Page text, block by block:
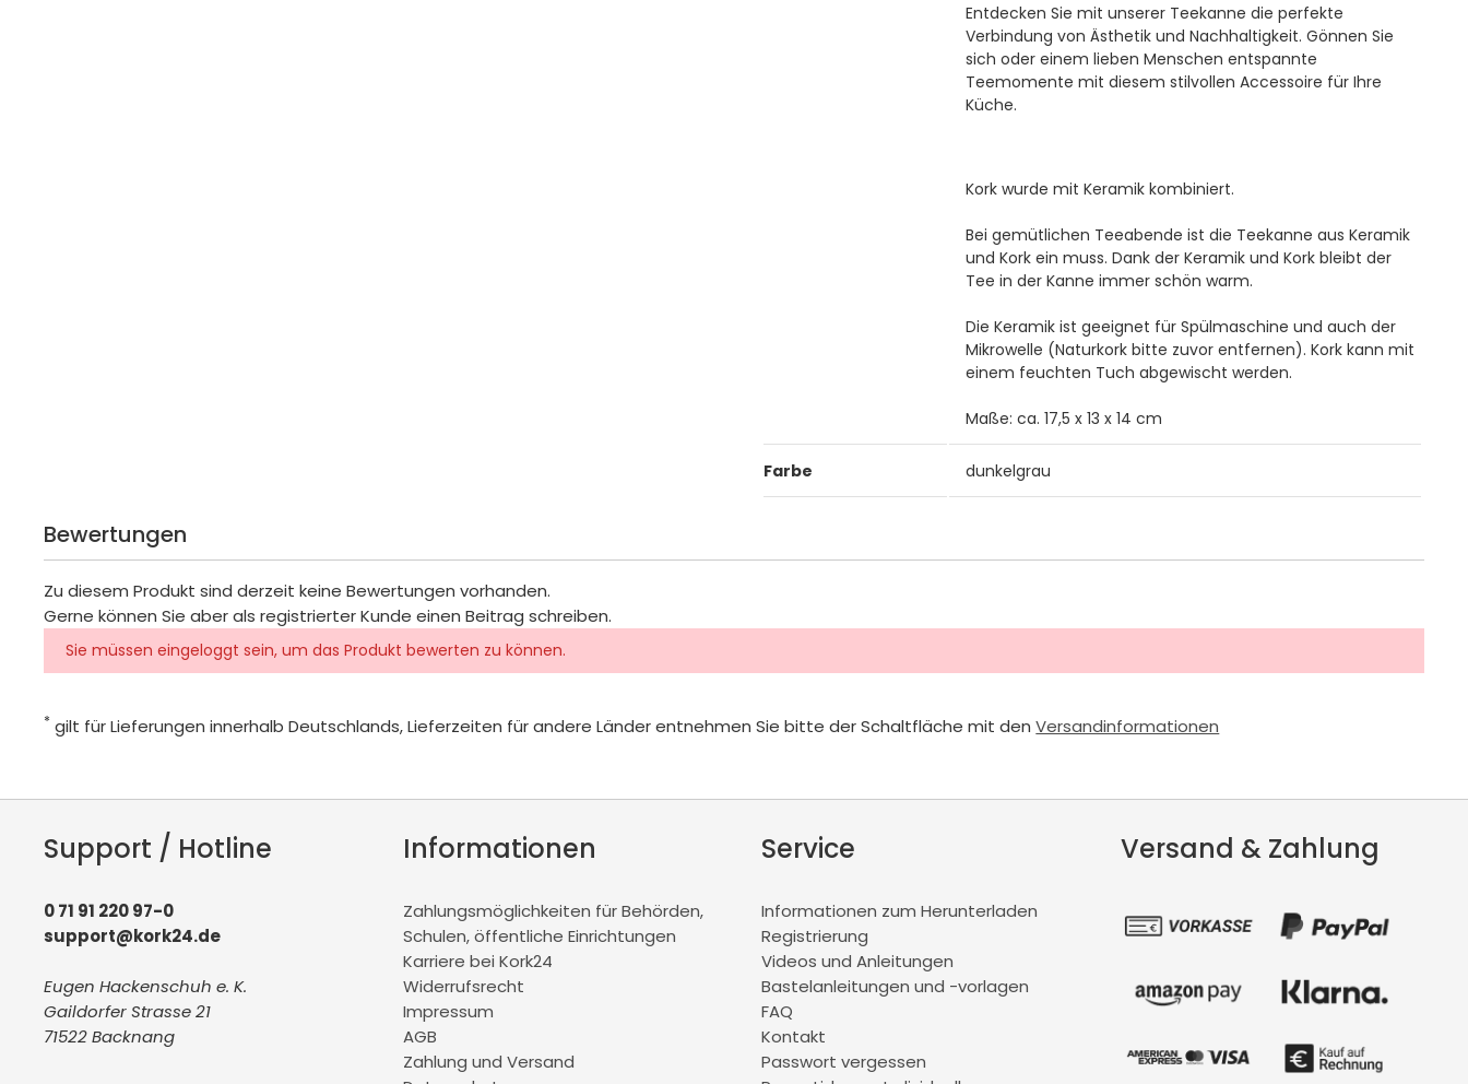
Entdecken Sie mit unserer Teekanne die perfekte
Verbindung von Ästhetik und Nachhaltigkeit. Gönnen Sie
sich oder einem lieben Menschen entspannte
Teemomente mit diesem stilvollen Accessoire für Ihre
Küche.
Kork wurde mit Keramik kombiniert.
Bei gemütlichen Teeabende ist die Teekanne aus Keramik
und Kork ein muss. Dank der Keramik und Kork bleibt der
Tee in der Kanne immer schön warm.
Die Keramik ist geeignet für Spülmaschine und auch der
Mikrowelle (Naturkork bitte zuvor entfernen). Kork kann mit
einem feuchten Tuch abgewischt werden.
Maße: ca. 17,5 x 13 x 14 cm
Farbe dunkelgrau
Bewertungen
Zu diesem Produkt sind derzeit keine Bewertungen vorhanden.
Gerne können Sie aber als registrierter Kunde einen Beitrag schreiben.
Sie müssen eingeloggt sein, um das Produkt bewerten zu können.
* gilt für Lieferungen innerhalb Deutschlands, Lieferzeiten für andere Länder entnehmen Sie bitte der Schaltfläche mit denVersandinformationen
Support / Hotline
0 71 91 220 97-0
support@kork24.de
Eugen Hackenschuh e. K.
Gaildorfer Strasse 21
71522 Backnang
Informationen
Zahlungsmöglichkeiten für Behörden,
Schulen, öffentliche Einrichtungen
Karriere bei Kork24
Widerrufsrecht
Impressum
AGB
Zahlung und Versand
Service
Informationen zum Herunterladen
Registrierung
Videos und Anleitungen
Bastelanleitungen und -vorlagen
FAQ
Kontakt
Passwort vergessen
Versand & Zahlung